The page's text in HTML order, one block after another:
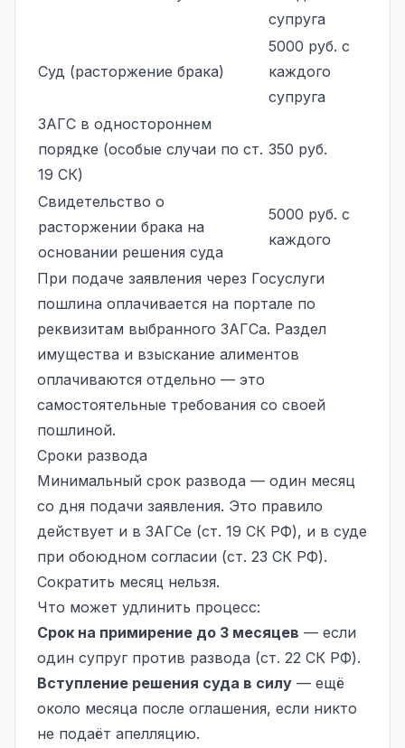
супруга
Суд (расторжение брака)
5000 руб. с
каждого
супруга
ЗАГС в одностороннем
порядке (особые случаи по ст.
19 СК)
350 руб.
Свидетельство о
расторжении брака на
основании решения суда
5000 руб. с
каждого
При подаче заявления через Госуслуги
пошлина оплачивается на портале по
реквизитам выбранного ЗАГСа. Раздел
имущества и взыскание алиментов
оплачиваются отдельно — это
самостоятельные требования со своей
пошлиной.
Сроки развода
Минимальный срок развода — один месяц
со дня подачи заявления. Это правило
действует и в ЗАГСе (ст. 19 СК РФ), и в суде
при обоюдном согласии (ст. 23 СК РФ).
Сократить месяц нельзя.
Что может удлинить процесс:
Срок на примирение до 3 месяцев — если
один супруг против развода (ст. 22 СК РФ).
Вступление решения суда в силу — ещё
около месяца после оглашения, если никто
не подаёт апелляцию.